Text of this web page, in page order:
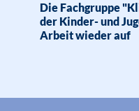
Die Fachgruppe
der Kinder- und
Arbeit wieder auf